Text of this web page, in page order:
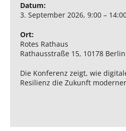
Datum:
3. September 2026, 9:00 –
Ort:
Rotes Rathaus
Rathausstraße 15, 10178 Berlin
Die Konferenz zeigt, wie
Resilienz die Zukunft